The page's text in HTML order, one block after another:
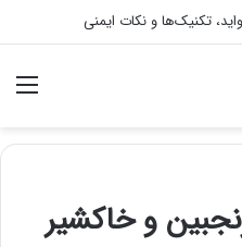
افسردگی را درمان کنید!
و خاکشیر